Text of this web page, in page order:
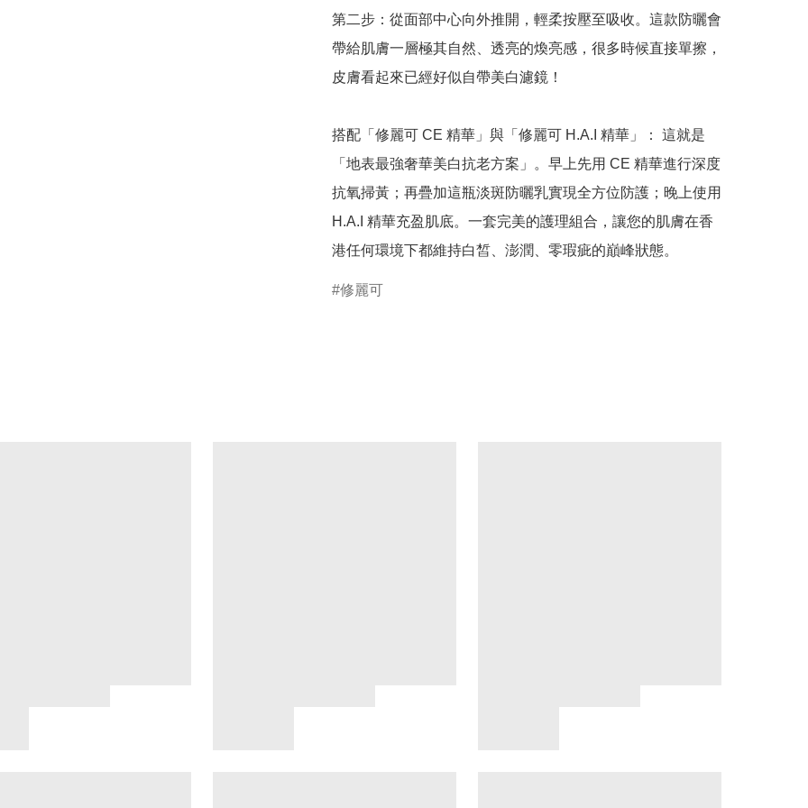
第二步：從面部中心向外推開，輕柔按壓至吸收。這款防曬會
帶給肌膚一層極其自然、透亮的煥亮感，很多時候直接單擦，
皮膚看起來已經好似自帶美白濾鏡！
搭配「修麗可 CE 精華」與「修麗可 H.A.I 精華」： 這就是
「地表最強奢華美白抗老方案」。早上先用 CE 精華進行深度
抗氧掃黃；再疊加這瓶淡斑防曬乳實現全方位防護；晚上使用
H.A.I 精華充盈肌底。一套完美的護理組合，讓您的肌膚在香
修麗可